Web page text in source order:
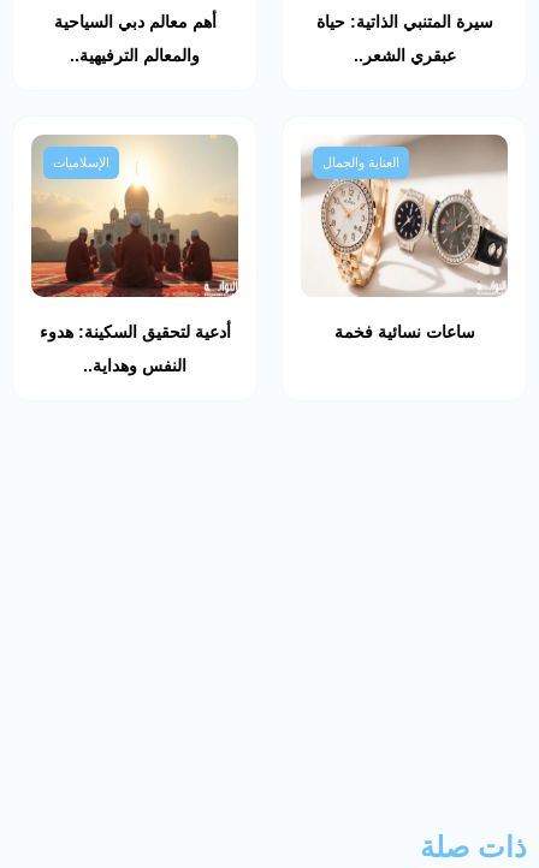
سيرة المتنبي الذاتية: حياة
عبقري الشعر..
أهم معالم دبي السياحية
والمعالم الترفيهية..
العناية والجمال
ساعات نسائية فخمة
الإسلاميات
أدعية لتحقيق السكينة: هدوء
النفس وهداية..
ذات صلة